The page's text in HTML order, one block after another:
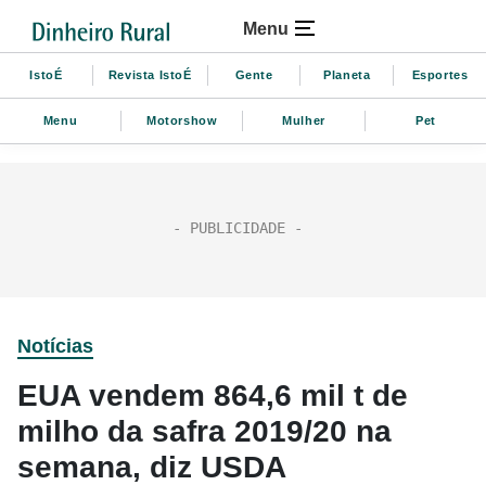
Menu
IstoÉ Revista IstoÉ Gente Planeta Esportes
Menu Motorshow Mulher Pet
Notícias
EUA vendem 864,6 mil t de
milho da safra 2019/20 na
semana, diz USDA